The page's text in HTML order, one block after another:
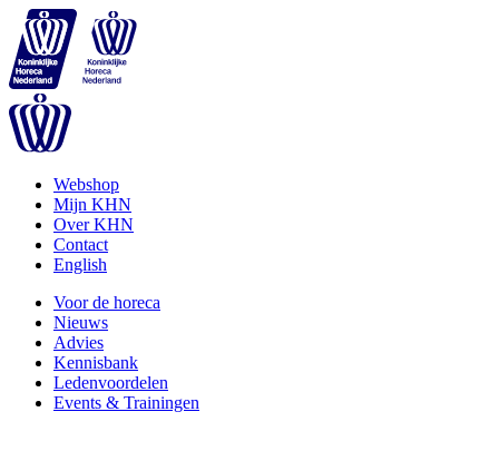
Webshop
Mijn KHN
Over KHN
Contact
English
Voor de horeca
Nieuws
Advies
Kennisbank
Ledenvoordelen
Events & Trainingen